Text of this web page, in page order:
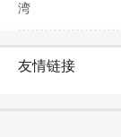
湾
友情链接